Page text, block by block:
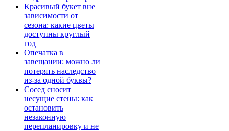
Красивый букет вне
зависимости от
сезона: какие цветы
доступны круглый
год
Опечатка в
завещании: можно ли
потерять наследство
из-за одной буквы?
Сосед сносит
несущие стены: как
остановить
незаконную
перепланировку и не